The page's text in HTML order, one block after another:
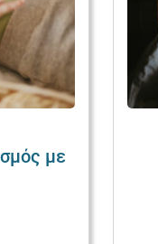
με